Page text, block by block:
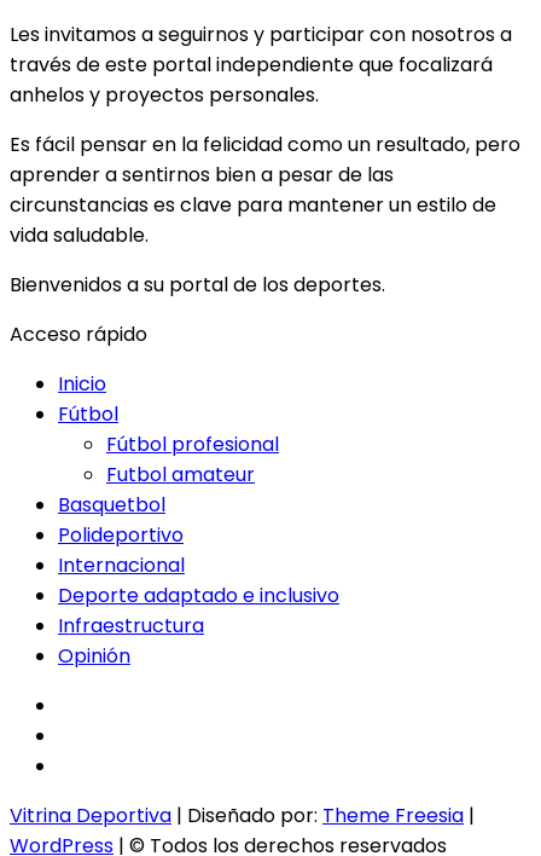
Les invitamos a seguirnos y participar con nosotros a
través de este portal independiente que focalizará
anhelos y proyectos personales.
Es fácil pensar en la felicidad como un resultado, pero
aprender a sentirnos bien a pesar de las
circunstancias es clave para mantener un estilo de
vida saludable.
Bienvenidos a su portal de los deportes.
Acceso rápido
Inicio
Fútbol
Fútbol profesional
Futbol amateur
Basquetbol
Polideportivo
Internacional
Deporte adaptado e inclusivo
Infraestructura
Opinión
Vitrina Deportiva | Diseñado por: Theme Freesia |
WordPress | © Todos los derechos reservados